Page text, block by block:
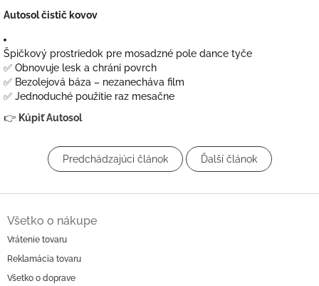
Autosol čistič kovov
Špičkový prostriedok pre mosadzné pole dance tyče
✅ Obnovuje lesk a chráni povrch
✅ Bezolejová báza – nezanecháva film
✅ Jednoduché použitie raz mesačne
👉 Kúpiť Autosol
Predchádzajúci článok Ďalší článok
p
Všetko o nákupe
Vrátenie tovaru
Reklamácia tovaru
Všetko o doprave